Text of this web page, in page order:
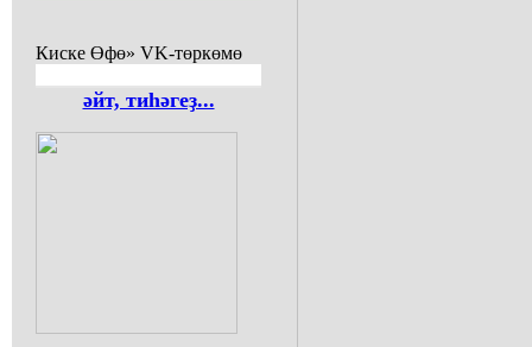
Киске Өфө» VK-төркөмө
әйт, тиһәгеҙ...